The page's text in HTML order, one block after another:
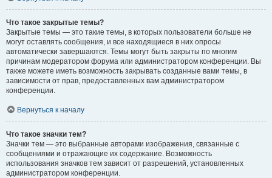
Что такое закрытые темы?
Закрытые темы — это такие темы, в которых пользователи больше не
могут оставлять сообщения, и все находящиеся в них опросы
автоматически завершаются. Темы могут быть закрыты по многим
причинам модератором форума или администратором конференции. Вы
также можете иметь возможность закрывать созданные вами темы, в
зависимости от прав, предоставленных вам администратором
конференции.
Вернуться к началу
Что такое значки тем?
Значки тем — это выбранные авторами изображения, связанные с
сообщениями и отражающие их содержание. Возможность
использования значков тем зависит от разрешений, установленных
администратором конференции.